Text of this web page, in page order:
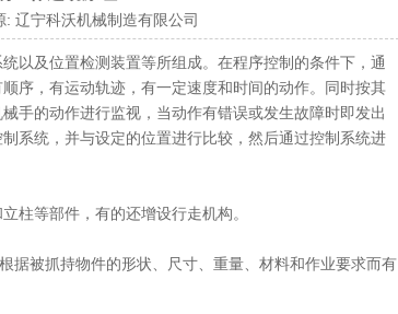
辽宁科沃机械制造有限公司
及位置检测装置等所组成。在程序控制的条件下，通
序，有运动轨迹，有一定速度和时间的动作。同时按其
手的动作进行监视，当动作有错误或发生故障时即发出
系统，并与设定的位置进行比较，然后通过控制系统进
柱等部件，有的还增设行走机构。
被抓持物件的形状、尺寸、重量、材料和作业要求而有